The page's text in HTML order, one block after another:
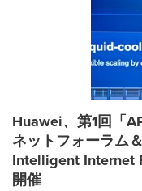
Huawei、第1回「
ネットフォーラム
Intelligent Internet
開催